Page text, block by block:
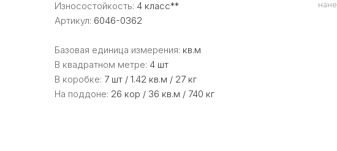
Износостойкость: 4 класс**
Артикул: 6046-0362
Базовая единица измерения: кв.м
В квадратном метре: 4 шт
В коробке: 7 шт / 1.42 кв.м / 27 кг
На поддоне: 26 кор / 36 кв.м / 740 кг